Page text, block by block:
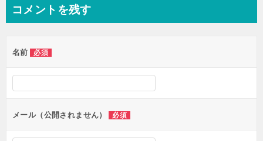
ビ
ー
シ
ョ
ン
コメントを残す
名前 必須
メール（公開されません） 必須